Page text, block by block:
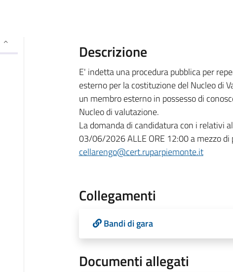
Descrizione
E' indetta una procedura pubblica per
esterno per la costituzione del Nucleo di
un membro esterno in possesso di
Nucleo di valutazione.
La domanda di candidatura con i relativi
03/06/2026 ALLE ORE 12:00 a mezzo
cellarengo@cert.ruparpiemonte.it
Collegamenti
Bandi di gara
Documenti allegati